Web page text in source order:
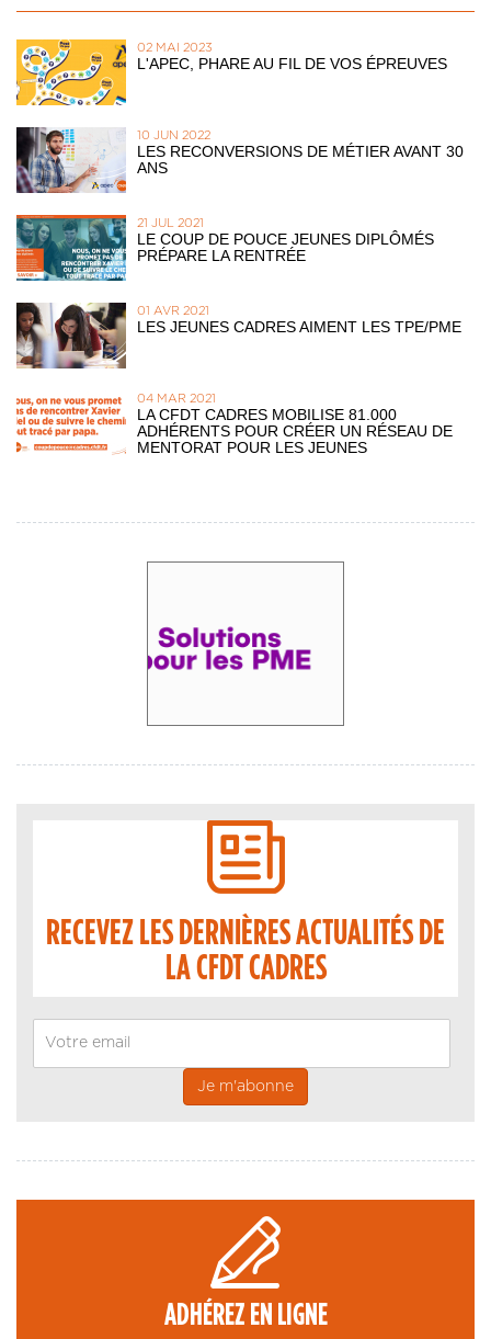
02 MAI 2023
L'APEC, PHARE AU FIL DE VOS ÉPREUVES
10 JUN 2022
LES RECONVERSIONS DE MÉTIER AVANT 30
ANS
21 JUL 2021
LE COUP DE POUCE JEUNES DIPLÔMÉS
PRÉPARE LA RENTRÉE
01 AVR 2021
LES JEUNES CADRES AIMENT LES TPE/PME
04 MAR 2021
LA CFDT CADRES MOBILISE 81.000
ADHÉRENTS POUR CRÉER UN RÉSEAU DE
MENTORAT POUR LES JEUNES
RECEVEZ LES DERNIÈRES ACTUALITÉS DE
LA CFDT CADRES
ADHÉREZ EN LIGNE